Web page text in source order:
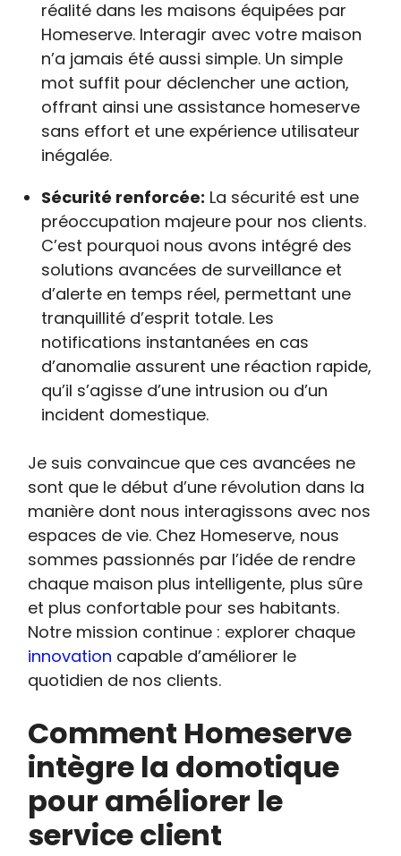
réalité dans les maisons équipées par
Homeserve. Interagir avec votre maison
n’a jamais été aussi simple. Un simple
mot suffit pour déclencher une action,
offrant ainsi une assistance homeserve
sans effort et une expérience utilisateur
inégalée.
Sécurité renforcée: La sécurité est une
préoccupation majeure pour nos clients.
C’est pourquoi nous avons intégré des
solutions avancées de surveillance et
d’alerte en temps réel, permettant une
tranquillité d’esprit totale. Les
notifications instantanées en cas
d’anomalie assurent une réaction rapide,
qu’il s’agisse d’une intrusion ou d’un
incident domestique.
Je suis convaincue que ces avancées ne
sont que le début d’une révolution dans la
manière dont nous interagissons avec nos
espaces de vie. Chez Homeserve, nous
sommes passionnés par l’idée de rendre
chaque maison plus intelligente, plus sûre
et plus confortable pour ses habitants.
Notre mission continue : explorer chaque
innovation capable d’améliorer le
quotidien de nos clients.
Comment Homeserve
intègre la domotique
pour améliorer le
service client